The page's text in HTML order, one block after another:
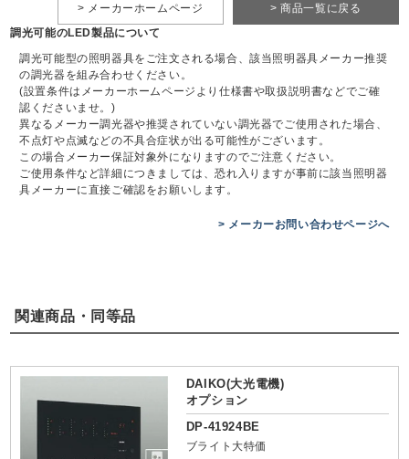
> 商品一覧に戻る
> メーカーホームページ
調光可能のLED製品について
調光可能型の照明器具をご注文される場合、該当照明器具メーカー推奨
の調光器を組み合わせください。
(設置条件はメーカーホームページより仕様書や取扱説明書などでご確
認くださいませ。)
異なるメーカー調光器や推奨されていない調光器でご使用された場合、
不点灯や点滅などの不具合症状が出る可能性がございます。
この場合メーカー保証対象外になりますのでご注意ください。
ご使用条件など詳細につきましては、恐れ入りますが事前に該当照明器
具メーカーに直接ご確認をお願いします。
> メーカーお問い合わせページへ
関連商品・同等品
DAIKO(大光電機)
オプション
DP-41924BE
ブライト大特価